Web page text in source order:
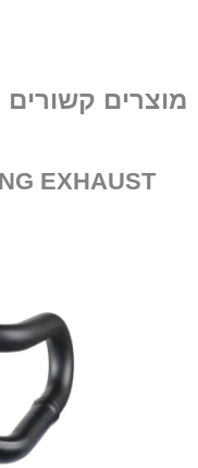
מוצרים קשורים
EXHAUST